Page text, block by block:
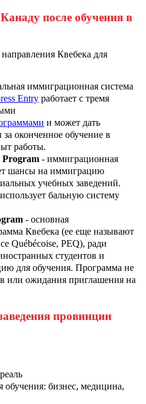
после обучения в
Квебека для
иммиграционная система
Entry работает с тремя
и может дать
оконченное обучение в
работы.
Program - иммиграционная
шансы на иммиграцию
учебных заведений.
бальную систему
- основная
Квебека (ее еще называют
Québécoise, PEQ), ради
студентов и
для обучения. Программа не
или ожидания приглашения на
провинции
бизнес, медицина,